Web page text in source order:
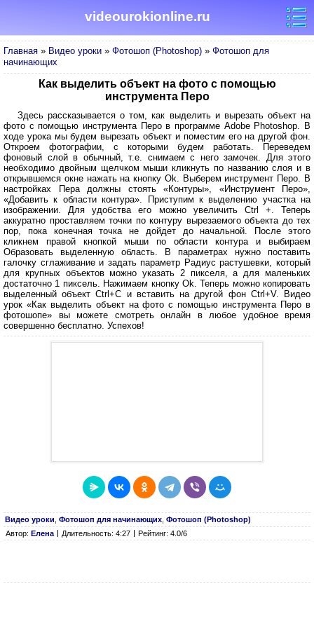
videourokionline.ru
Главная » Видео уроки » Фотошоп (Photoshop) » Фотошоп для
начинающих
Как выделить объект на фото с помощью
инструмента Перо
Здесь рассказывается о том, как выделить и вырезать объект на
фото с помощью инструмента Перо в программе Adobe Photoshop. В
ходе урока мы будем вырезать объект и поместим его на другой фон.
Откроем фотографии, с которыми будем работать. Переведем
фоновый слой в обычный, т.е. снимаем с него замочек. Для этого
необходимо двойным щелчком мыши кликнуть по названию слоя и в
открывшемся окне нажать на кнопку Ok. Выберем инструмент Перо. В
настройках Пера должны стоять «Контуры», «Инструмент Перо»,
«Добавить к области контура». Приступим к выделению участка на
изображении. Для удобства его можно увеличить Ctrl +. Теперь
аккуратно проставляем точки по контуру вырезаемого объекта до тех
пор, пока конечная точка не дойдет до начальной. После этого
кликнем правой кнопкой мыши по области контура и выбираем
Образовать выделенную область. В параметрах нужно поставить
галочку сглаживание и задать параметр Радиус растушевки, который
для крупных объектов можно указать 2 пикселя, а для маленьких
достаточно 1 пиксель. Нажимаем кнопку Ok. Теперь можно копировать
выделенный объект Ctrl+C и вставить на другой фон Ctrl+V. Видео
урок «Как выделить объект на фото с помощью инструмента Перо в
фотошопе» вы можете смотреть онлайн в любое удобное время
совершенно бесплатно. Успехов!
Видео уроки Фотошоп для начинающих Фотошоп (Photoshop)
Автор: Елена Длительность: 4:27 Рейтинг: 4.0/6